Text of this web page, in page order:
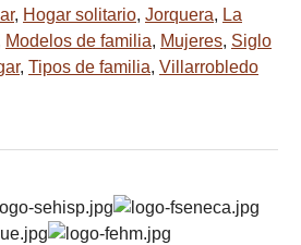
, Hogar solitario, Jorquera, La
Modelos de familia, Mujeres, Siglo
, Tipos de familia, Villarrobledo